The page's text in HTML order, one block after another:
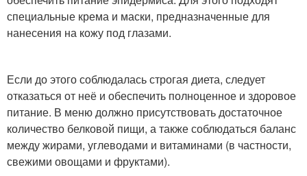
специальные крема и маски, предназначенные для
нанесения на кожу под глазами.
Если до этого соблюдалась строгая диета, следует
отказаться от неё и обеспечить полноценное и здоровое
питание. В меню должно присутствовать достаточное
количество белковой пищи, а также соблюдаться баланс
между жирами, углеводами и витаминами (в частности,
свежими овощами и фруктами).